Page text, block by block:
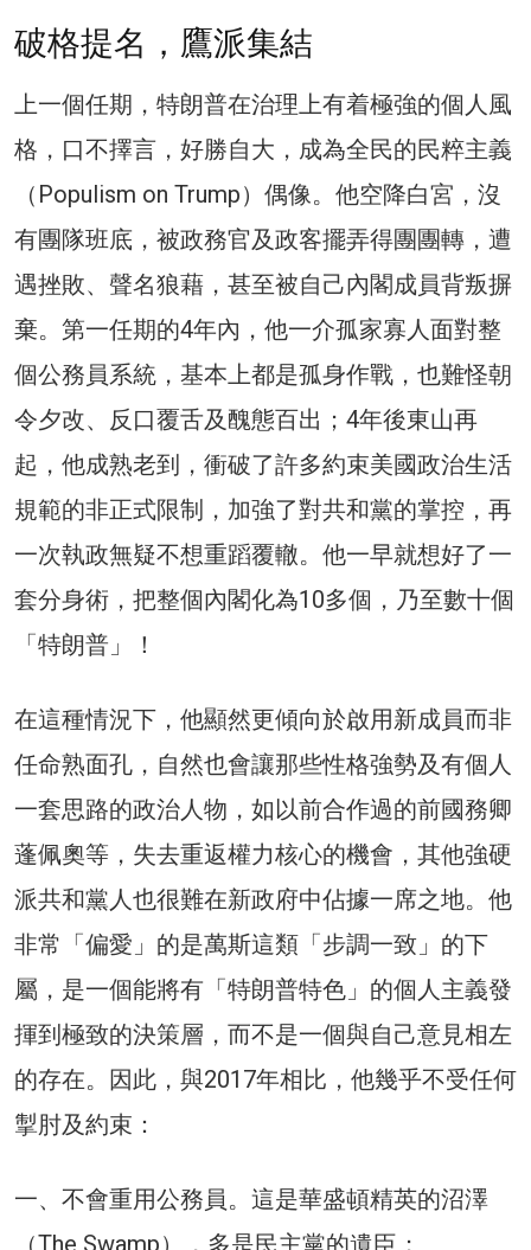
破格提名，鷹派集結
上一個任期，特朗普在治理上有着極強的個人風
格，口不擇言，好勝自大，成為全民的民粹主義
（Populism on Trump）偶像。他空降白宮，沒
有團隊班底，被政務官及政客擺弄得團團轉，遭
遇挫敗、聲名狼藉，甚至被自己內閣成員背叛摒
棄。第一任期的4年內，他一介孤家寡人面對整
個公務員系統，基本上都是孤身作戰，也難怪朝
令夕改、反口覆舌及醜態百出；4年後東山再
起，他成熟老到，衝破了許多約束美國政治生活
規範的非正式限制，加強了對共和黨的掌控，再
一次執政無疑不想重蹈覆轍。他一早就想好了一
套分身術，把整個內閣化為10多個，乃至數十個
「特朗普」！
在這種情況下，他顯然更傾向於啟用新成員而非
任命熟面孔，自然也會讓那些性格強勢及有個人
一套思路的政治人物，如以前合作過的前國務卿
蓬佩奧等，失去重返權力核心的機會，其他強硬
派共和黨人也很難在新政府中佔據一席之地。他
非常「偏愛」的是萬斯這類「步調一致」的下
屬，是一個能將有「特朗普特色」的個人主義發
揮到極致的決策層，而不是一個與自己意見相左
的存在。因此，與2017年相比，他幾乎不受任何
掣肘及約束：
一、不會重用公務員。這是華盛頓精英的沼澤
（The Swamp），多是民主黨的遺臣；